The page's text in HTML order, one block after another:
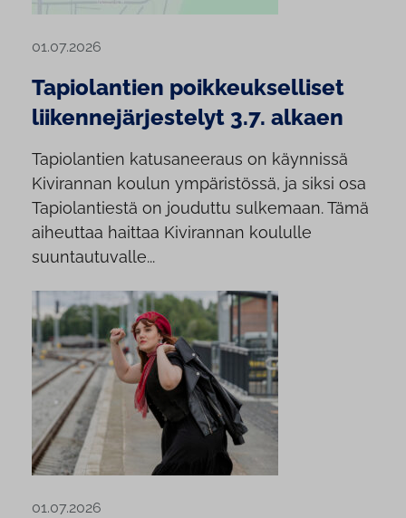
01.07.2026
Tapiolantien poikkeukselliset
liikennejärjestelyt 3.7. alkaen
Tapiolantien katusaneeraus on käynnissä
Kivirannan koulun ympäristössä, ja siksi osa
Tapiolantiestä on jouduttu sulkemaan. Tämä
aiheuttaa haittaa Kivirannan koululle
suuntautuvalle...
01.07.2026